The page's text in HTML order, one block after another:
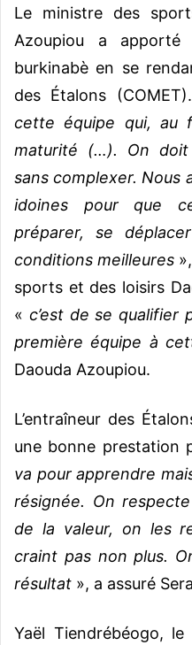
Le ministre des
Azoupiou a apporté
burkinabè en se
des Étalons
cette équipe qui, au
maturité (…). On
sans complexer. Nous
idoines pour que
préparer, se
conditions meilleures
sports et des loisirs
« c’est de se qualifier
première équipe à
Daouda Azoupiou.
L’entraîneur des
une bonne prestation
va pour apprendre
résignée. On
de la valeur, on les
craint pas non plus.
résultat », a assuré
Yaël Tiendrébéogo,